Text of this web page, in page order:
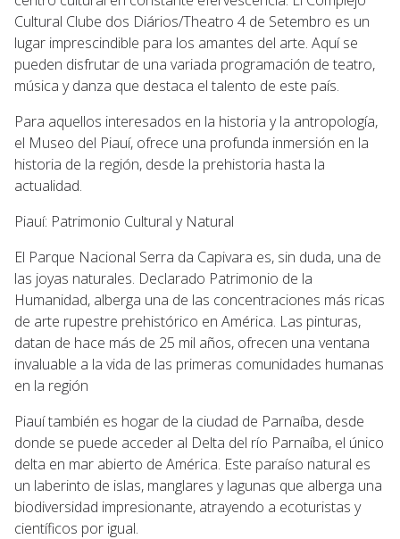
Cultural Clube dos Diários/Theatro 4 de Setembro es un
lugar imprescindible para los amantes del arte. Aquí se
pueden disfrutar de una variada programación de teatro,
música y danza que destaca el talento de este país.
Para aquellos interesados en la historia y la antropología,
el Museo del Piauí, ofrece una profunda inmersión en la
historia de la región, desde la prehistoria hasta la
actualidad.
Piauí: Patrimonio Cultural y Natural
El Parque Nacional Serra da Capivara es, sin duda, una de
las joyas naturales. Declarado Patrimonio de la
Humanidad, alberga una de las concentraciones más ricas
de arte rupestre prehistórico en América. Las pinturas,
datan de hace más de 25 mil años, ofrecen una ventana
invaluable a la vida de las primeras comunidades humanas
en la región
Piauí también es hogar de la ciudad de Parnaíba, desde
donde se puede acceder al Delta del río Parnaíba, el único
delta en mar abierto de América. Este paraíso natural es
un laberinto de islas, manglares y lagunas que alberga una
biodiversidad impresionante, atrayendo a ecoturistas y
científicos por igual.